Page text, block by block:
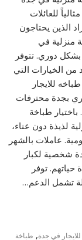
للعائلات
الذين يحتاجون
منزلية في
دوري. تتوفر
من الخيارات التي
للايجار
بجدة محترفات
طباخة
لذيذة دون عناء،
عاملات بالشهر
شخصية لكبار
توفر
تشمل الدعم…
في جدة, طباخة